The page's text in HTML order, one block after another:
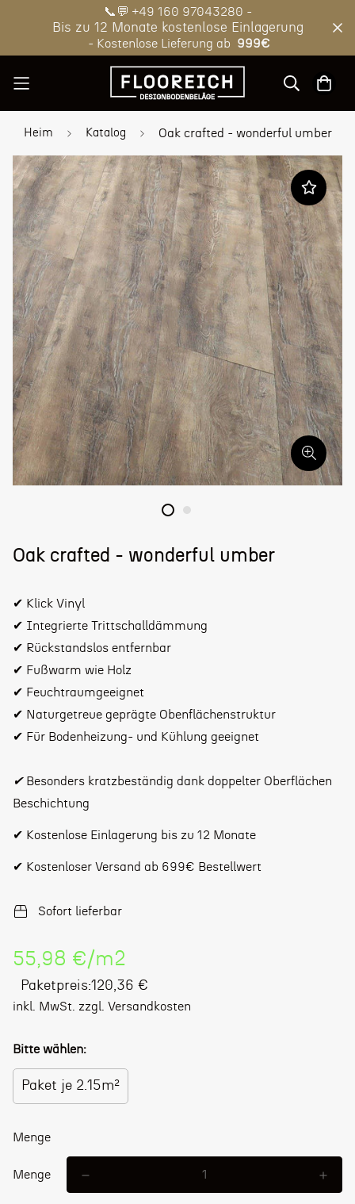
📞💬 +49 160 97043280 -
Bis zu 12 Monate kostenlose Einlagerung
- Kostenlose Lieferung ab 999€
Heim Katalog Oak crafted - wonderful umber
Oak crafted - wonderful umber
✔ Klick Vinyl
✔ Integrierte Trittschalldämmung
✔ Rückstandslos entfernbar
✔ Fußwarm wie Holz
✔ Feuchtraumgeeignet
✔ Naturgetreue geprägte Obenflächenstruktur
✔ Für Bodenheizung- und Kühlung geeignet
✔ Besonders kratzbeständig dank doppelter Oberflächen
Beschichtung
✔ Kostenlose Einlagerung bis zu 12 Monate
✔ Kostenloser Versand ab 699€ Bestellwert
Sofort lieferbar
Stückpreis
55,98 €/m2
Regulärer
Preis
Paketpreis:120,36 €
inkl. MwSt. zzgl. Versandkosten
Bitte wählen:
Paket je 2.15m²
Menge
Menge